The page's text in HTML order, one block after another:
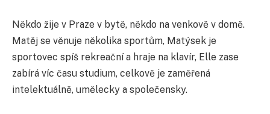
Někdo žije v Praze v bytě, někdo na venkově v domě.
Matěj se věnuje několika sportům, Matýsek je
sportovec spíš rekreační a hraje na klavír, Elle zase
zabírá víc času studium, celkově je zaměřená
intelektuálně, umělecky a společensky.